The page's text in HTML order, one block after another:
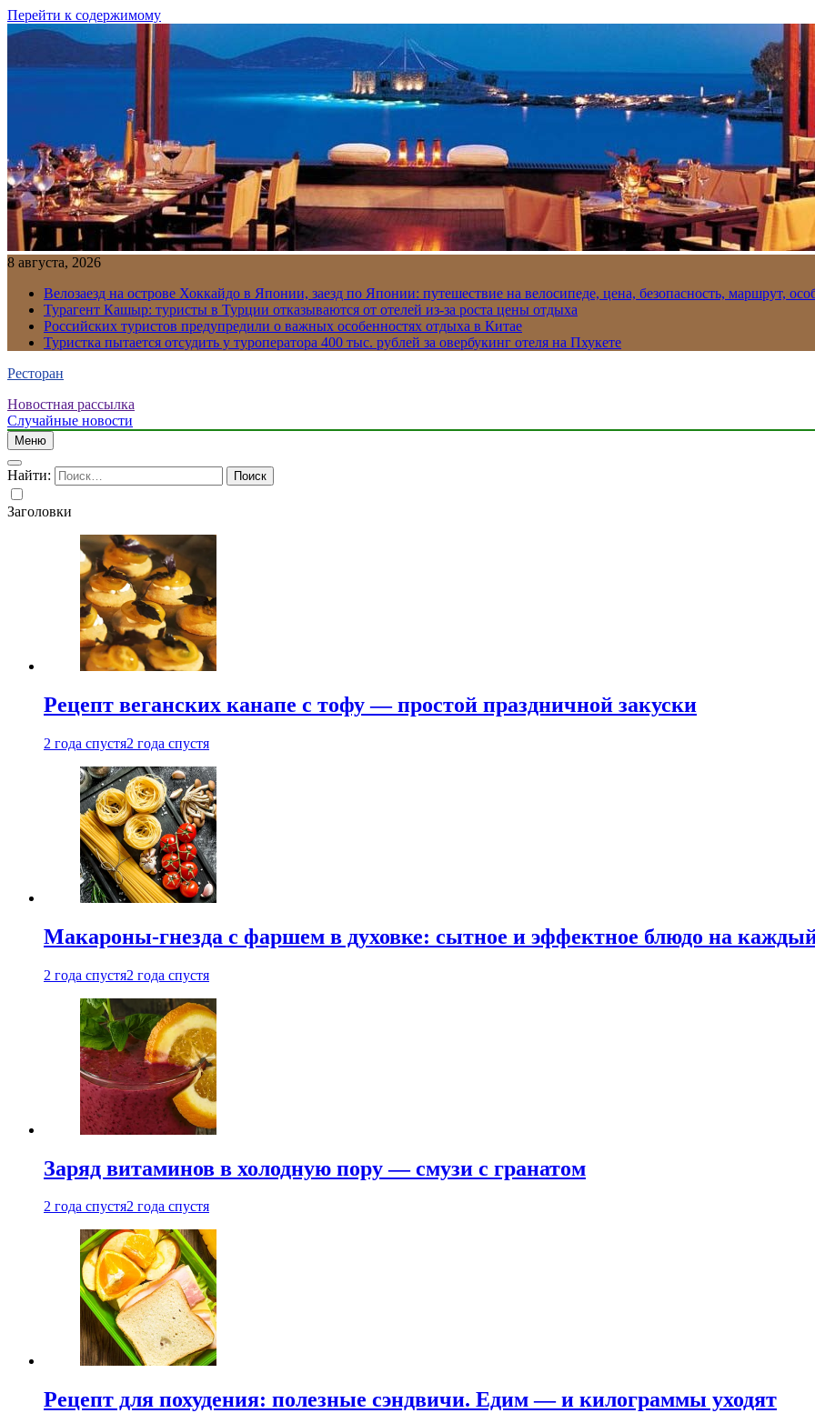
Перейти к содержимому
8 августа, 2026
Велозаезд на острове Хоккайдо в Японии, заезд по Японии: путешествие на велосипеде, цена, безопасность, маршрут,
Турагент Кашыр: туристы в Турции отказываются от отелей из-за роста цены отдыха
Российских туристов предупредили о важных особенностях отдыха в Китае
Туристка пытается отсудить у туроператора 400 тыс. рублей за овербукинг отеля на Пхукете
Ресторан
Новостная рассылка
Случайные новости
Меню
Найти:
Заголовки
Рецепт веганских канапе с тофу — простой праздничной закуски
2 года спустя2 года спустя
Макароны-гнезда с фаршем в духовке: сытное и эффектное блюдо на
2 года спустя2 года спустя
Заряд витаминов в холодную пору — смузи с гранатом
2 года спустя2 года спустя
Рецепт для похудения: полезные сэндвичи. Едим — и килограммы уходят